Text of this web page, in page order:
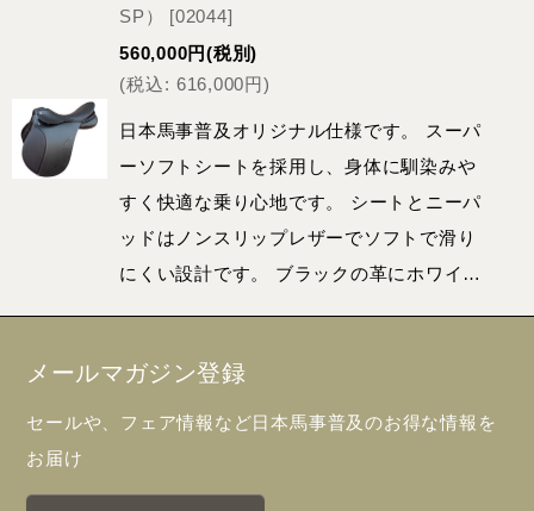
SP）
[02044]
560,000円(税別)
(税込: 616,000円)
日本馬事普及オリジナル仕様です。 スーパ
ーソフトシートを採用し、身体に馴染みや
すく快適な乗り心地です。 シートとニーパ
ッドはノンスリップレザーでソフトで滑り
にくい設計です。 ブラックの革にホワイ…
メールマガジン登録
セールや、フェア情報など日本馬事普及のお得な情報を
お届け